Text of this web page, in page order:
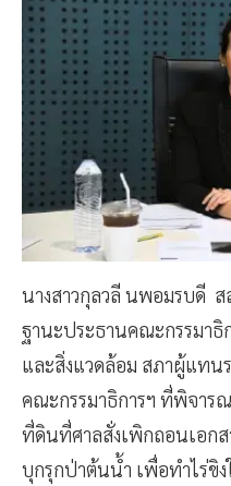
นางสาวกุลวลี นพอมรบดี ส
ฐานะประธานคณะกรรมาธิ
และสิ่งแวดล้อม สภาผู้แทน
คณะกรรมาธิการฯ ที่พิจาร
ที่ดินที่ศาลสั่งเพิกถอนเอกส
บุกรุกป่าต้นน้ำ เพื่อทำไร่ขิง